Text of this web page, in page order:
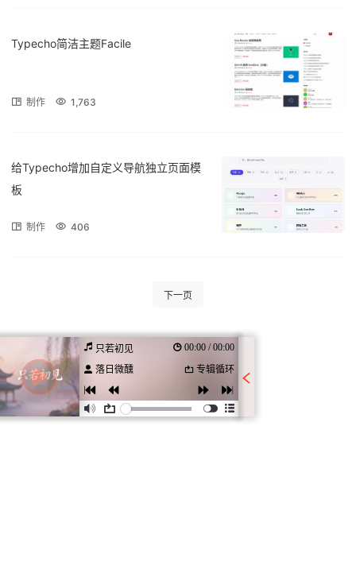
Typecho简洁主题Facile
制作 1,763
给Typecho增加自定义导航独立页面模
板
制作 406
下一页
只若初见
00:00 / 00:00
落日微醺
专辑循环